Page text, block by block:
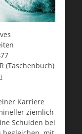
(Taschenbuch)
Karriere
ziemlich
Schulden bei